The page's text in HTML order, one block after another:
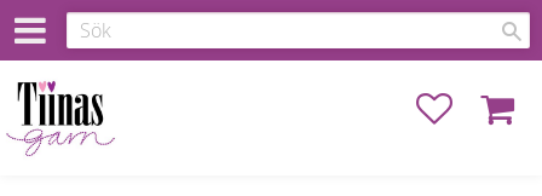
Favoriter